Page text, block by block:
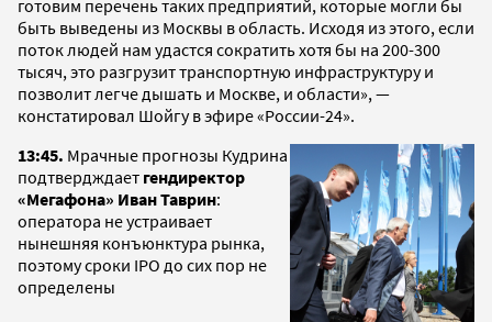
готовим перечень таких предприятий, которые могли бы
быть выведены из Москвы в область. Исходя из этого, если
поток людей нам удастся сократить хотя бы на 200-300
тысяч, это разгрузит транспортную инфраструктуру и
позволит легче дышать и Москве, и области», —
констатировал Шойгу в эфире «России-24».
13:45. Мрачные прогнозы Кудрина
подтвердждает гендиректор
«Мегафона» Иван Таврин:
оператора не устраивает
нынешняя конъюнктура рынка,
поэтому сроки IPO до сих пор не
определены